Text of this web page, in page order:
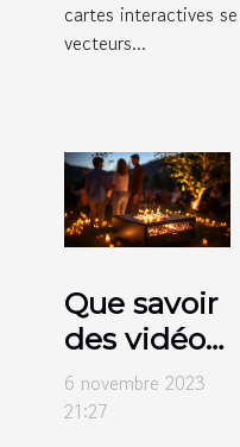
cartes interactives
vecteurs...
Que savoir
des vidéos
projecteurs
de marque
6 novembre 2023
21:27